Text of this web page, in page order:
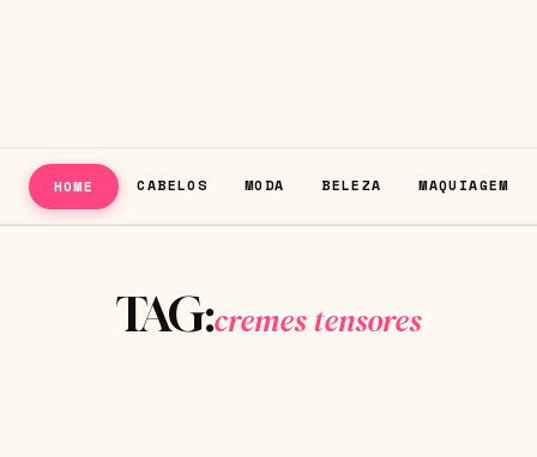
HOME CABELOS MODA BELEZA MAQUIAGEM
TAG:cremes tensores